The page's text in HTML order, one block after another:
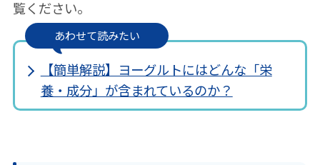
覧ください。
あわせて読みたい
【簡単解説】ヨーグルトにはどんな「栄
養・成分」が含まれているのか？